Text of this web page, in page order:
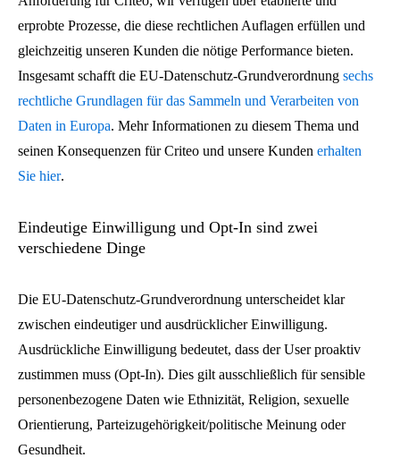
erprobte Prozesse, die diese rechtlichen Auflagen erfüllen und
gleichzeitig unseren Kunden die nötige Performance bieten.
Insgesamt schafft die EU-Datenschutz-Grundverordnung sechs
rechtliche Grundlagen für das Sammeln und Verarbeiten von
Daten in Europa. Mehr Informationen zu diesem Thema und
seinen Konsequenzen für Criteo und unsere Kunden erhalten
Sie hier.
Eindeutige Einwilligung und Opt-In sind zwei
verschiedene Dinge
Die EU-Datenschutz-Grundverordnung unterscheidet klar
zwischen eindeutiger und ausdrücklicher Einwilligung.
Ausdrückliche Einwilligung bedeutet, dass der User proaktiv
zustimmen muss (Opt-In). Dies gilt ausschließlich für sensible
personenbezogene Daten wie Ethnizität, Religion, sexuelle
Orientierung, Parteizugehörigkeit/politische Meinung oder
Gesundheit.